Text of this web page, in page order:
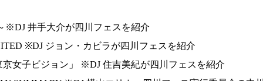
※DJ 井手大介が四川フェスを紹介
※DJ ジョン・カビラが四川フェスを紹介
京女子ビジョン」 ※DJ 住吉美紀が四川フェスを紹介